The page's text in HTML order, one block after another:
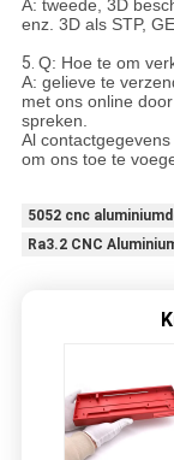
A: tweede, 3D
enz. 3D als STP,
5. Q: Hoe te om
A: gelieve te
met ons online
spreken.
Al
om ons toe te
5052 cnc
Ra3.2 CNC